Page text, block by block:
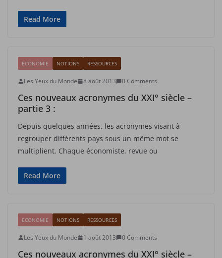
Read More
ECONOMIE NOTIONS RESSOURCES
Les Yeux du Monde 8 août 2013 0 Comments
Ces nouveaux acronymes du XXI° siècle –
partie 3 :
Depuis quelques années, les acronymes visant à
regrouper différents pays sous un même mot se
multiplient. Chaque économiste, revue ou
Read More
ECONOMIE NOTIONS RESSOURCES
Les Yeux du Monde 1 août 2013 0 Comments
Ces nouveaux acronymes du XXI° siècle –